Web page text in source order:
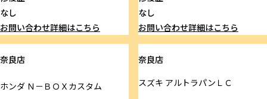
なし
お問い合わせ詳細はこちら
なし
お問い合わせ詳細はこちら
奈良店
ホンダ Ｎ－ＢＯＸカスタム
奈良店
スズキ アルトラパンＬＣ